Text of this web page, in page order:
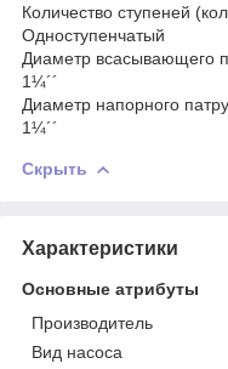
Количество ступеней
Одноступенчатый
Диаметр всасывающего
1¼´´
Диаметр напорного
1¼´´
Скрыть
Характеристики
Основные атрибуты
Производитель
Вид насоса